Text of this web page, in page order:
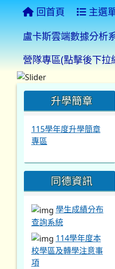
回首頁 主選
盧卡斯雲端數據分析
營隊專區(點擊後下拉
::: 升學簡章
115學年度升學簡章
專區
同德資訊
學生成績分布
查詢系統
114學年度本
校學區及轉學注意事
項